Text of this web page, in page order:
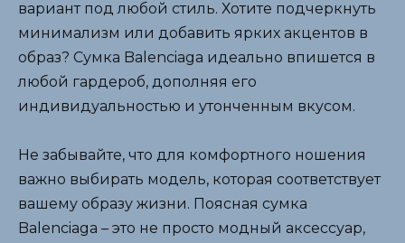
вариант под любой стиль. Хотите подчеркнуть
минимализм или добавить ярких акцентов в
образ? Сумка Balenciaga идеально впишется в
любой гардероб, дополняя его
индивидуальностью и утонченным вкусом.
Не забывайте, что для комфортного ношения
важно выбирать модель, которая соответствует
вашему образу жизни. Поясная сумка
Balenciaga – это не просто модный аксессуар,